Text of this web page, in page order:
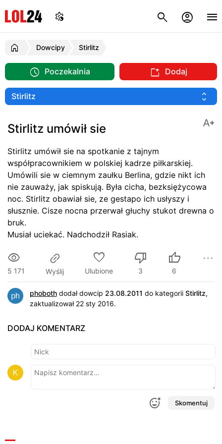
Dowcipy Stirlitz
Poczekalnia Dodaj
Stirlitz umówił sie
Stirlitz umówił sie na spotkanie z tajnym
współpracownikiem w polskiej kadrze piłkarskiej.
Umówili sie w ciemnym zaułku Berlina, gdzie nikt ich
nie zauważy, jak spiskują. Była cicha, bezksiężycowa
noc. Stirlitz obawiał sie, ze gestapo ich usłyszy i
słusznie. Cisze nocna przerwał głuchy stukot drewna o
bruk.
Musiał uciekać. Nadchodził Rasiak.
5 171 Wyślij Ulubione 3 6
phobothdodał dowcip 23.08.2011 do kategorii Stirlitz,
zaktualizował 22 sty 2016.
DODAJ KOMENTARZ
Skomentuj